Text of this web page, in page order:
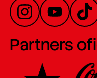
Partners